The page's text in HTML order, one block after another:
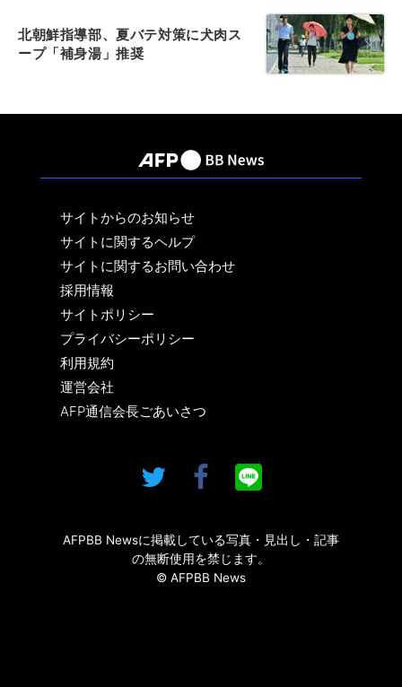
北朝鮮指導部、夏バテ対策に犬肉ス
ープ「補身湯」推奨
サイトからのお知らせ
サイトに関するヘルプ
サイトに関するお問い合わせ
採用情報
サイトポリシー
プライバシーポリシー
利用規約
運営会社
AFP通信会長ごあいさつ
AFPBB Newsに掲載している写真・見出し・記事
の無断使用を禁じます。
© AFPBB News